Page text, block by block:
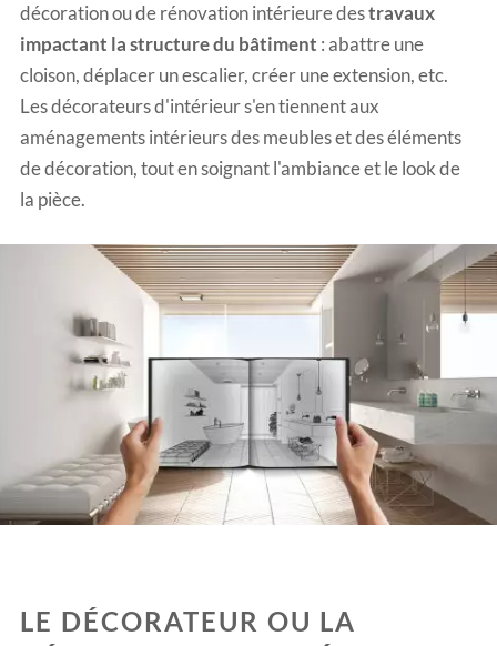
décoration ou de rénovation intérieure destravaux
impactant la structure du bâtiment : abattre une
cloison, déplacer un escalier, créer une extension, etc.
Les décorateurs d'intérieur s'en tiennent aux
aménagements intérieurs des meubles et des éléments
de décoration, tout en soignant l'ambiance et le look de
la pièce.
LE DÉCORATEUR OU LA